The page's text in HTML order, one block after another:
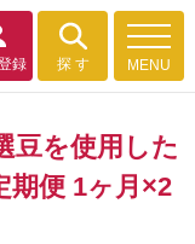
録 探 す MENU
豆を使用した
期便 1ヶ月×2